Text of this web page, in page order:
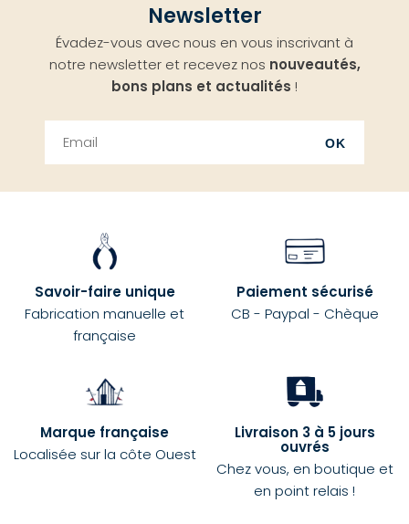
Newsletter
Évadez-vous avec nous en vous inscrivant à
notre newsletter et recevez nos nouveautés,
bons plans et actualités !
OK
Savoir-faire unique
Fabrication manuelle et
française
Paiement sécurisé
CB - Paypal - Chèque
Marque française
Localisée sur la côte Ouest
Livraison 3 à 5 jours
ouvrés
Chez vous, en boutique et
en point relais !